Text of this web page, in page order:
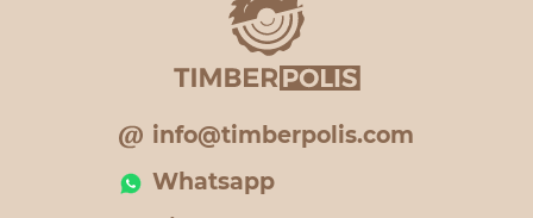
info@timberpolis.com
Whatsapp